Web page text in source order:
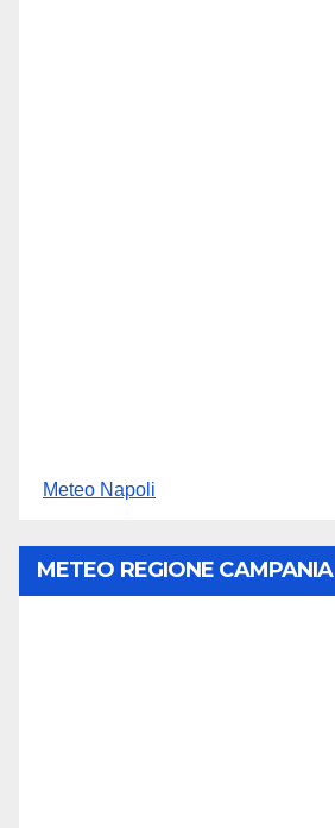
Meteo Napoli
METEO REGIONE CAMPANIA